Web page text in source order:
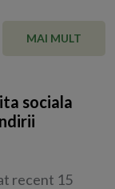
MAI MULT
sociala
recent 15